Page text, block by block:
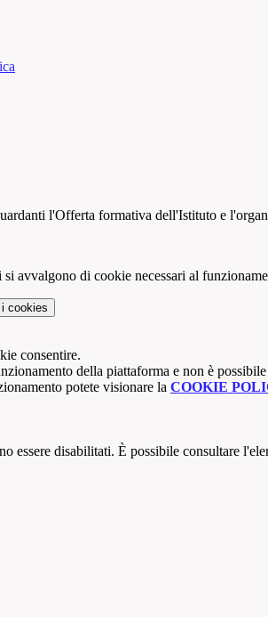
l'Offerta formativa dell'Istituto e
avvalgono di cookie necessari al
i cookies
consentire.
della piattaforma e non è
potete visionare la COOKIE
essere disabilitati. È possibile consultare